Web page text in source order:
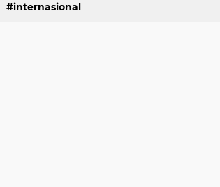
internasional